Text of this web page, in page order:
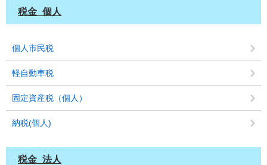
税金_個人
個人市民税
軽自動車税
固定資産税（個人）
納税(個人)
税金_法人